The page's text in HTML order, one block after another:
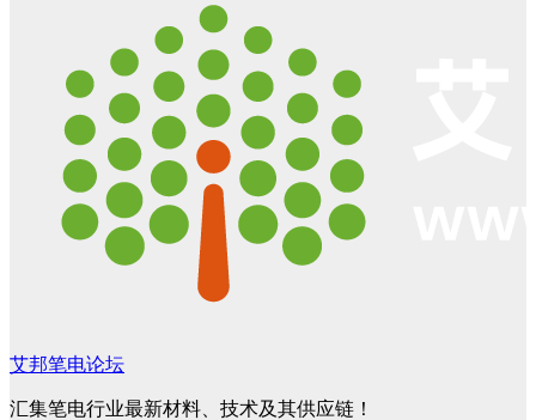
艾邦笔电论坛
汇集笔电行业最新材料、技术及其供应链！